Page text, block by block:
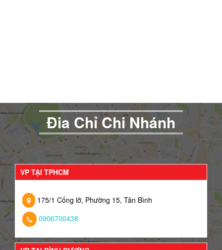
Đia Chỉ Chi Nhánh
VP TẠI TPHCM
175/1 Cống lỡ, Phường 15, Tân Bình
0906700438